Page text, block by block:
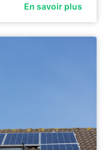
En savoir plus